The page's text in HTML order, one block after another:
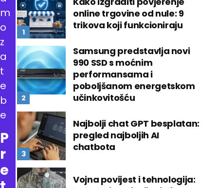
online trgovine od nule: 9
trikova koji funkcioniraju
Samsung predstavlja novi
990 SSD s moćnim
performansama i
poboljšanom energetskom
učinkovitošću
Najbolji chat GPT besplatan:
pregled najboljih AI
chatbota
Vojna povijest i tehnologija:
m
o
z
a
t
e
b
e
P
r
e